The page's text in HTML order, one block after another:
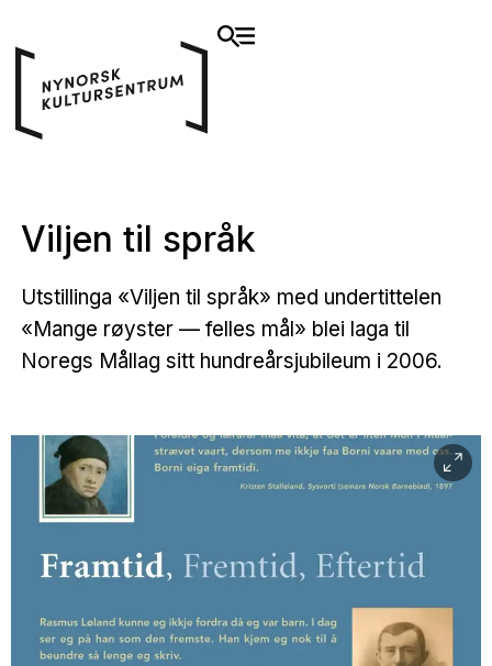
Viljen til språk
Utstillinga «Viljen til språk» med undertittelen
«Mange røyster — felles mål» blei laga til
Noregs Mållag sitt hundreårsjubileum i 2006.